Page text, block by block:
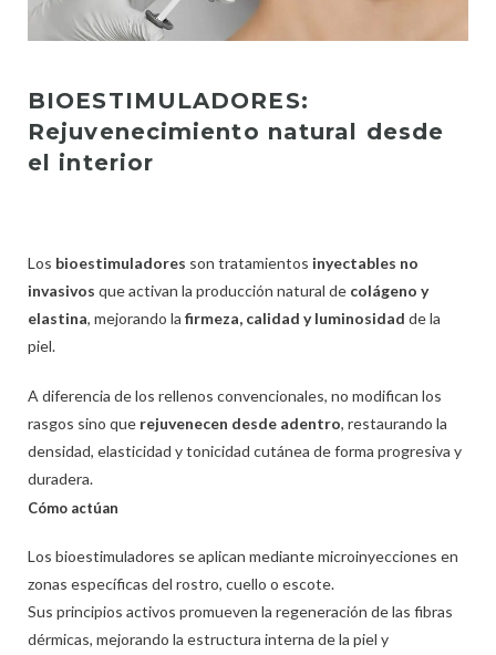
BIOESTIMULADORES:
Rejuvenecimiento natural desde
el interior
Los bioestimuladores son tratamientos inyectables no
invasivos que activan la producción natural de colágeno y
elastina, mejorando la firmeza, calidad y luminosidad de la
piel.
A diferencia de los rellenos convencionales, no modifican los
rasgos sino que rejuvenecen desde adentro, restaurando la
densidad, elasticidad y tonicidad cutánea de forma progresiva y
duradera.
Cómo actúan
Los bioestimuladores se aplican mediante microinyecciones en
zonas específicas del rostro, cuello o escote.
Sus principios activos promueven la regeneración de las fibras
dérmicas, mejorando la estructura interna de la piel y